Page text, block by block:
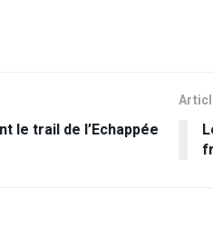
le trail de l’Echappée